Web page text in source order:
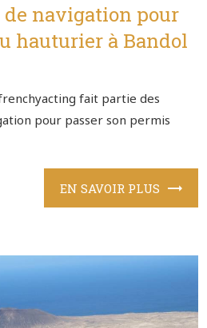
navigation pour
hauturier à Bandol
fait partie des
pour passer son permis
EN SAVOIR PLUS